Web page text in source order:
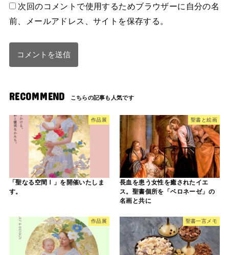
次回のコメントで使用するためブラウザーに自分の名
前、メールアドレス、サイトを保存する。
RECOMMEND
作品展
「聖なる空間Ⅰ」を開催いたしま
す。
聖書と絵画
長血を患う女性を癒されたイエ
ス。聖書個所を「ベロネーゼ」の
名画と共に
作品展 聖書一言メモ